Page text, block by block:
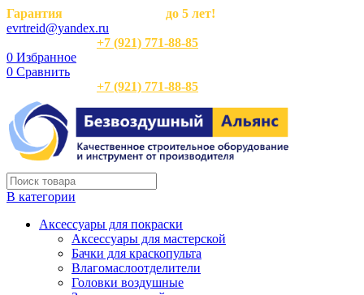
Гарантия
до 5 лет!
evrtreid@yandex.ru
+7 (921) 771-88-85
0 Избранное
0 Сравнить
+7 (921) 771-88-85
В категории
Аксессуары для покраски
Аксессуары для мастерской
Бачки для краскопульта
Влагомаслоотделители
Головки воздушные